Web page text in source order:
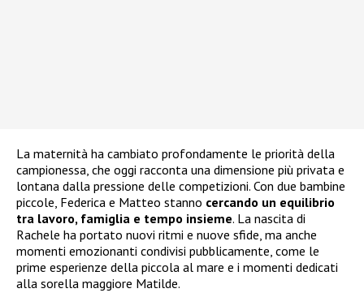
La maternità ha cambiato profondamente le priorità della
campionessa, che oggi racconta una dimensione più privata e
lontana dalla pressione delle competizioni. Con due bambine
piccole, Federica e Matteo stanno cercando un equilibrio
tra lavoro, famiglia e tempo insieme. La nascita di
Rachele ha portato nuovi ritmi e nuove sfide, ma anche
momenti emozionanti condivisi pubblicamente, come le
prime esperienze della piccola al mare e i momenti dedicati
alla sorella maggiore Matilde.